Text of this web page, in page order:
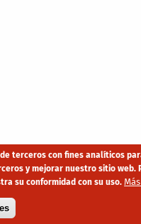
terceros con fines analíticos
y mejorar nuestro sitio
su conformidad con su uso.